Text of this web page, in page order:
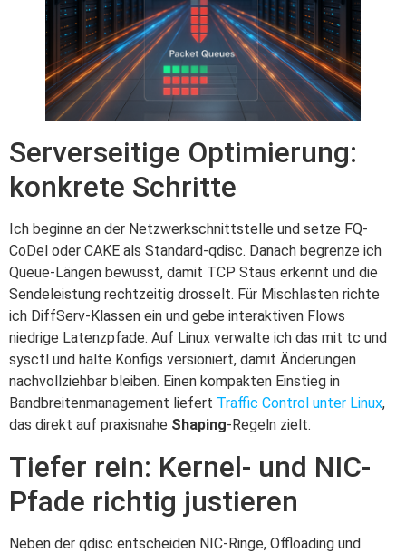
Serverseitige Optimierung:
konkrete Schritte
Ich beginne an der Netzwerkschnittstelle und setze FQ-
CoDel oder CAKE als Standard-qdisc. Danach begrenze ich
Queue-Längen bewusst, damit TCP Staus erkennt und die
Sendeleistung rechtzeitig drosselt. Für Mischlasten richte
ich DiffServ-Klassen ein und gebe interaktiven Flows
niedrige Latenzpfade. Auf Linux verwalte ich das mit tc und
sysctl und halte Konfigs versioniert, damit Änderungen
nachvollziehbar bleiben. Einen kompakten Einstieg in
Bandbreitenmanagement liefert Traffic Control unter Linux,
das direkt auf praxisnahe Shaping-Regeln zielt.
Tiefer rein: Kernel- und NIC-
Pfade richtig justieren
Neben der qdisc entscheiden NIC-Ringe, Offloading und